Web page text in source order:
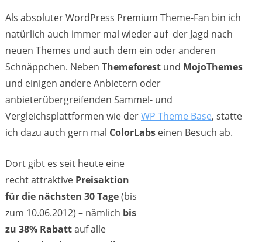
Als absoluter WordPress Premium Theme-Fan bin ich
natürlich auch immer mal wieder auf der Jagd nach
neuen Themes und auch dem ein oder anderen
Schnäppchen. Neben Themeforestund MojoThemes
und einigen andere Anbietern oder
anbieterübergreifenden Sammel- und
Vergleichsplattformen wie derWP Theme Base, statte
ich dazu auch gern mal ColorLabseinen Besuch ab.
Dort gibt es seit heute eine
recht attraktive Preisaktion
für die nächsten 30 Tage(bis
zum 10.06.2012) – nämlich bis
zu 38% Rabattauf alle